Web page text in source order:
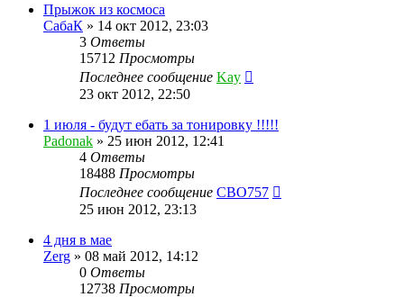
Прыжок из космоса
СабаК » 14 окт 2012, 23:03
3 Ответы
15712 Просмотры
Последнее сообщение Kay
23 окт 2012, 22:50
1 июля - будут ебать за тонировку !!!!!
Padonak » 25 июн 2012, 12:41
4 Ответы
18488 Просмотры
Последнее сообщение CBO757
25 июн 2012, 23:13
4 дня в мае
Zerg » 08 май 2012, 14:12
0 Ответы
12738 Просмотры